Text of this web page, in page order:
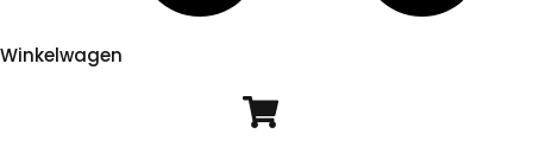
Winkelwagen